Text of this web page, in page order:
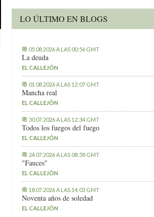
LO ÚLTIMO EN BLOGS
05.08.2026 A LAS 00:56 GMT
La deuda
EL CALLEJÓN
01.08.2026 A LAS 12:07 GMT
Mancha real
EL CALLEJÓN
30.07.2026 A LAS 12:34 GMT
Todos los fuegos del fuego
EL CALLEJÓN
24.07.2026 A LAS 08:58 GMT
"Fauces"
EL CALLEJÓN
18.07.2026 A LAS 14:03 GMT
Noventa años de soledad
EL CALLEJÓN